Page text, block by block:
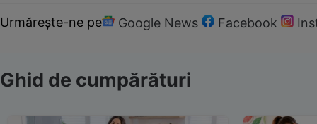
Urmărește-ne pe Google News Facebook
Ghid de cumpărături